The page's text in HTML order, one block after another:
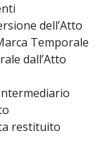
dell’Atto
Temporale
dall’Atto
restituito